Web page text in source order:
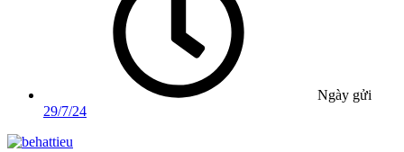
Ngày gửi
29/7/24